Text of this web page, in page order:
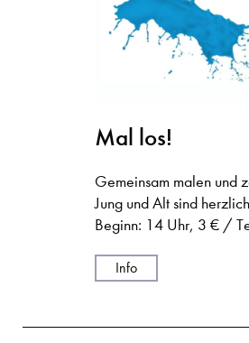
Mal los!
Gemeinsam malen und
Jung und Alt sind
Beginn: 14 Uhr, 3 € /
Info